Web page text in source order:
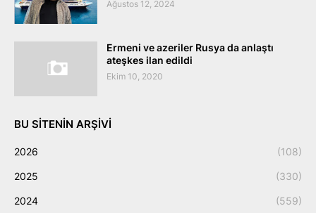
Ağustos 12, 2024
Ermeni ve azeriler Rusya da anlaştı
ateşkes ilan edildi
Ekim 10, 2020
BU SITENIN ARŞIVI
2026 (108)
2025 (330)
2024 (559)